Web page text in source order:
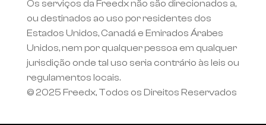
Os serviços da Freedx não são direcionados a,
ou destinados ao uso por residentes dos
Estados Unidos, Canadá e Emirados Árabes
Unidos, nem por qualquer pessoa em qualquer
jurisdição onde tal uso seria contrário às leis ou
regulamentos locais.
© 2025 Freedx, Todos os Direitos Reservados